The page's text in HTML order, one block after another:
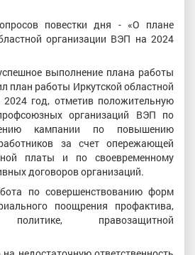
повестки дня - «О плане
организации ВЭП на 2024
выполнение плана работы
план работы Иркутской областной
год, отметив положительную
организаций ВЭП по
кампании по повышению
за счет опережающей
платы и по своевременному
договоров организаций.
по совершенствованию форм
поощрения профактива,
политике, правозащитной